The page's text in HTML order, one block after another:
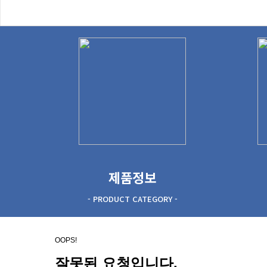
제품정보
- PRODUCT CATEGORY -
OOPS!
잘못된 요청입니다.